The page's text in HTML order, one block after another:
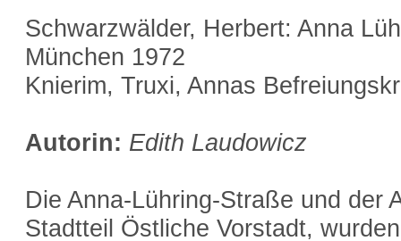
Schwarzwälder, Herbert: Anna
München 1972
Knierim, Truxi, Annas
Autorin: Edith Laudowicz
Die Anna-Lühring-Straße und der
Stadtteil Östliche Vorstadt,